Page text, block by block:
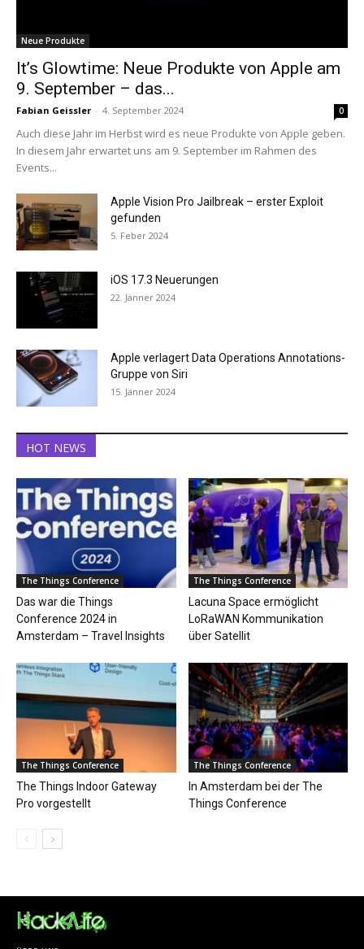
Neue Produkte
It’s Glowtime: Neue Produkte von Apple am
9. September – das...
Fabian Geissler - 4. September 2024 0
Auch diese Jahr im Herbst wird es neue Produkte von Apple geben.
In diesem Jahr erwartet uns am 9. September im Rahmen des
Events...
Apple Vision Pro Jailbreak – erster Exploit
gefunden
5. Feber 2024
iOS 17.3 Neuerungen
22. Jänner 2024
Apple verlagert Data Operations Annotations-
Gruppe von Siri
15. Jänner 2024
HOT NEWS
The Things Conference
Das war die Things
Conference 2024 in
Amsterdam – Travel Insights
The Things Conference
Lacuna Space ermöglicht
LoRaWAN Kommunikation
über Satellit
The Things Conference
The Things Indoor Gateway
Pro vorgestellt
The Things Conference
In Amsterdam bei der The
Things Conference